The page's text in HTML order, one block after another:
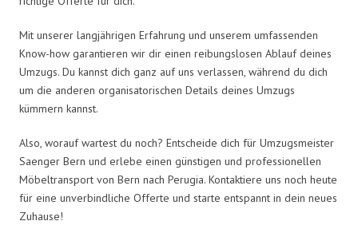
Mit unserer langjährigen Erfahrung und unserem umfassenden
Know-how garantieren wir dir einen reibungslosen Ablauf deines
Umzugs. Du kannst dich ganz auf uns verlassen, während du dich
um die anderen organisatorischen Details deines Umzugs
kümmern kannst.
Also, worauf wartest du noch? Entscheide dich für Umzugsmeister
Saenger Bern und erlebe einen günstigen und professionellen
Möbeltransport von Bern nach Perugia. Kontaktiere uns noch heute
für eine unverbindliche Offerte und starte entspannt in dein neues
Zuhause!